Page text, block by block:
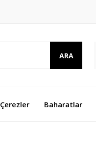
ARA
Çerezler Baharatlar